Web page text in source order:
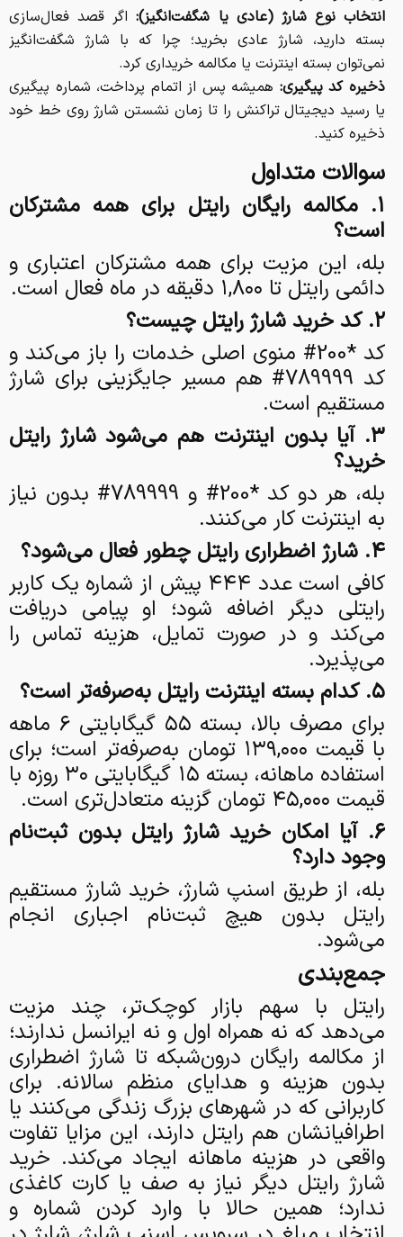
انتخاب نوع شارژ (عادی یا شگفت‌انگیز):اگر قصد فعال‌سازی
بسته دارید، شارژ عادی بخرید؛ چرا که با شارژ شگفت‌انگیز
نمی‌توان بسته اینترنت یا مکالمه خریداری کرد.
ذخیره کد پیگیری: همیشه پس از اتمام پرداخت، شماره پیگیری
یا رسید دیجیتال تراکنش را تا زمان نشستن شارژ روی خط خود
ذخیره کنید.
سوالات متداول
۱. مکالمه رایگان رایتل برای همه مشترکان
است؟
بله، این مزیت برای همه مشترکان اعتباری و
دائمی رایتل تا ۱,۸۰۰ دقیقه در ماه فعال است.
۲. کد خرید شارژ رایتل چیست؟
کد *200# منوی اصلی خدمات را باز می‌کند و
کد 789999# هم مسیر جایگزینی برای شارژ
مستقیم است.
۳. آیا بدون اینترنت هم می‌شود شارژ رایتل
خرید؟
بله، هر دو کد *200# و 789999# بدون نیاز
به اینترنت کار می‌کنند.
۴. شارژ اضطراری رایتل چطور فعال می‌شود؟
کافی است عدد ۴۴۴ پیش از شماره یک کاربر
رایتلی دیگر اضافه شود؛ او پیامی دریافت
می‌کند و در صورت تمایل، هزینه تماس را
می‌پذیرد.
۵. کدام بسته اینترنت رایتل به‌صرفه‌تر است؟
برای مصرف بالا، بسته ۵۵ گیگابایتی ۶ ماهه
با قیمت ۱۳۹,۰۰۰ تومان به‌صرفه‌تر است؛ برای
استفاده ماهانه، بسته ۱۵ گیگابایتی ۳۰ روزه با
قیمت ۴۵,۰۰۰ تومان گزینه متعادل‌تری است.
۶. آیا امکان خرید شارژ رایتل بدون ثبت‌نام
وجود دارد؟
بله، از طریق اسنپ شارژ، خرید شارژ مستقیم
رایتل بدون هیچ ثبت‌نام اجباری انجام
می‌شود.
جمع‌بندی
رایتل با سهم بازار کوچک‌تر، چند مزیت
می‌دهد که نه همراه اول و نه ایرانسل ندارند؛
از مکالمه رایگان درون‌شبکه تا شارژ اضطراری
بدون هزینه و هدایای منظم سالانه. برای
کاربرانی که در شهرهای بزرگ زندگی می‌کنند یا
اطرافیانشان هم رایتل دارند، این مزایا تفاوت
واقعی در هزینه ماهانه ایجاد می‌کند. خرید
شارژ رایتل دیگر نیاز به صف یا کارت کاغذی
ندارد؛ همین حالا با وارد کردن شماره و